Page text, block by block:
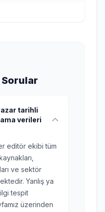
Sorular
tarihli
verileri
editör ekibi tüm
ve sektör
Yanlış ya
tespit
üzerinden